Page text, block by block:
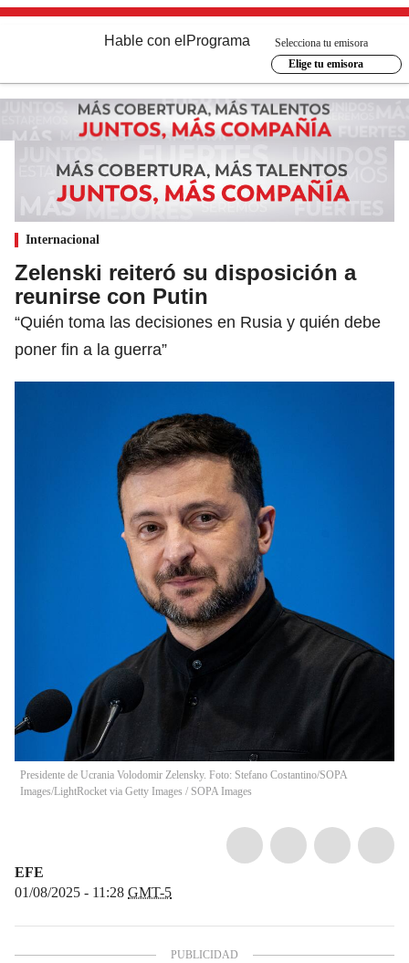
Hable con el Programa
Selecciona tu emisora
Elige tu emisora
Internacional
Zelenski reiteró su disposición a
reunirse con Putin
“Quién toma las decisiones en Rusia y quién debe
poner fin a la guerra”
Presidente de Ucrania Volodomir Zelensky. Foto: Stefano Costantino/SOPA
Images/LightRocket via Getty Images / SOPA Images
EFE
01/08/2025 - 11:28 GMT-5